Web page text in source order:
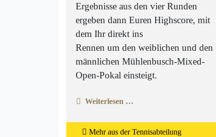
Ergebnisse aus den vier Runden
ergeben dann Euren Highscore, mit
dem Ihr direkt ins
Rennen um den weiblichen und den
männlichen Mühlenbusch-Mixed-
Open-Pokal einsteigt.
Weiterlesen …
Mehr aus der Tennisabteilung